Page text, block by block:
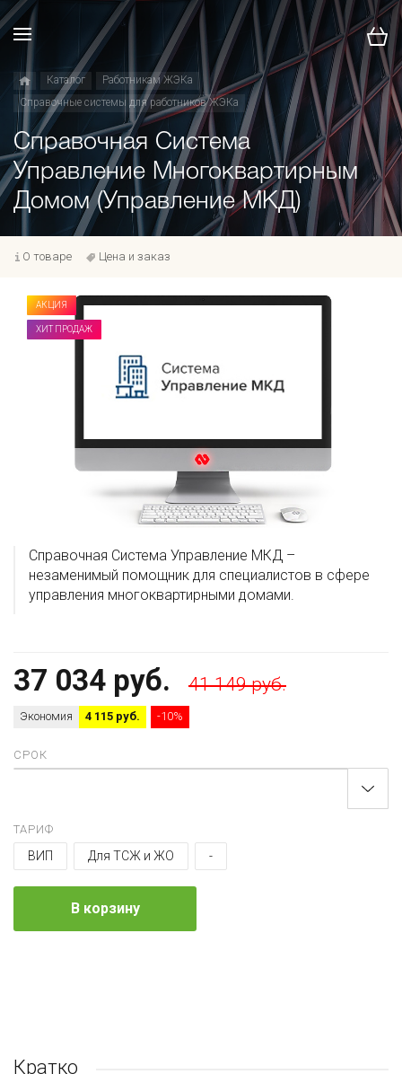
Каталог
Работникам ЖЭКа
Справочные системы для работников ЖЭКа
Справочная Система
Управление Многоквартирным
Домом (Управление МКД)
О товаре Цена и заказ
АКЦИЯ
ХИТ ПРОДАЖ
Справочная Система Управление МКД –
незаменимый помощник для специалистов в сфере
управления многоквартирными домами.
37 034 руб. 41 149 руб.
Экономия 4 115 руб. -10%
СРОК
ТАРИФ
ВИП Для ТСЖ и ЖО -
В корзину
Кратко